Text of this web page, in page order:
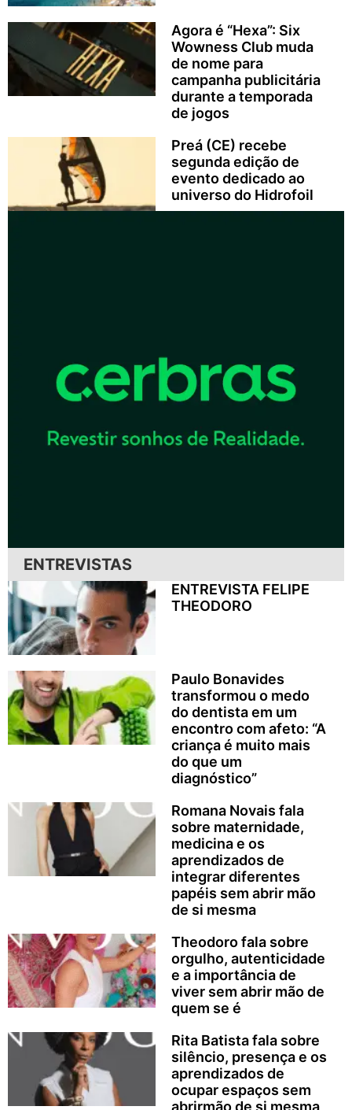
Agora é “Hexa”: Six
Wowness Club muda
de nome para
campanha publicitária
durante a temporada
de jogos
Preá (CE) recebe
segunda edição de
evento dedicado ao
universo do Hidrofoil
ENTREVISTAS
ENTREVISTA FELIPE
THEODORO
Paulo Bonavides
transformou o medo
do dentista em um
encontro com afeto: “A
criança é muito mais
do que um
diagnóstico”
Romana Novais fala
sobre maternidade,
medicina e os
aprendizados de
integrar diferentes
papéis sem abrir mão
de si mesma
Theodoro fala sobre
orgulho, autenticidade
e a importância de
viver sem abrir mão de
quem se é
Rita Batista fala sobre
silêncio, presença e os
aprendizados de
ocupar espaços sem
abrirmão de si mesma